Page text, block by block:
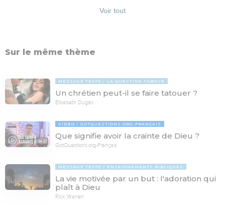
Voir tout
Sur le même thème
MESSAGE TEXTE LA QUESTION TABOUE
Un chrétien peut-il se faire tatouer ?
Elisabeth Dugas
04:01
VIDÉO GOTQUESTIONS.ORG-FRANÇAIS
Que signifie avoir la crainte de Dieu ?
GotQuestions.org-Français
MESSAGE TEXTE ENSEIGNEMENTS BIBLIQUES
La vie motivée par un but : l'adoration qui
plaît à Dieu
Rick Warren